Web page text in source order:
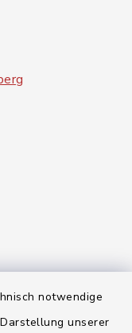
notwendige
unserer